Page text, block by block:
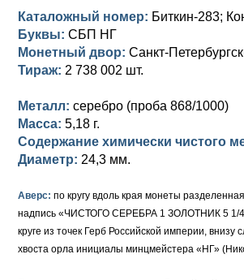
Русско-Польские
Для Польши
Для Грузии
Для Польши
Серебро
Медь
Для Молдавии и Валахии
Таврические монеты
Елизавета I (1741-1762)
Золото
Медь
Для Пруссии
Ливонезы
Альбертусталер
Иоанн Антонович (1740-1741)
Петр II (1727-1730)
Екатерина I (1725-1727)
Петр I (1682-1725)
Золото
Каталожный номер: Биткин-283;
Буквы: СБП НГ
Монетный двор: Санкт-
Тираж: 2 738 002 шт.
Металл: серебро (проба 868/1000)
Масса: 5,18 г.
Содержание химически чистого
Диаметр: 24,3 мм.
Аверс: по кругу вдоль края монеты
надпись «ЧИСТОГО СЕРЕБРА 1 ЗОЛОТНИК 5 1/
круге из точек Герб Российской империи, внизу
хвоста орла инициалы минцмейстера «НГ»